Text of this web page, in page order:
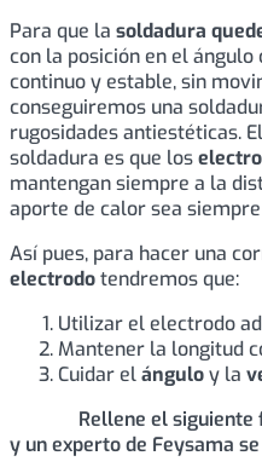
Para que la soldadura
con la posición en el
continuo y estable, sin
conseguiremos una
rugosidades antiestéticas.
soldadura es que los
mantengan siempre a la
aporte de calor sea
Así pues, para hacer una
electrodotendremos que:
Utilizar el electrodo
Mantener la longitud
Cuidar elánguloy la
Rellene el
y un experto de Feysama